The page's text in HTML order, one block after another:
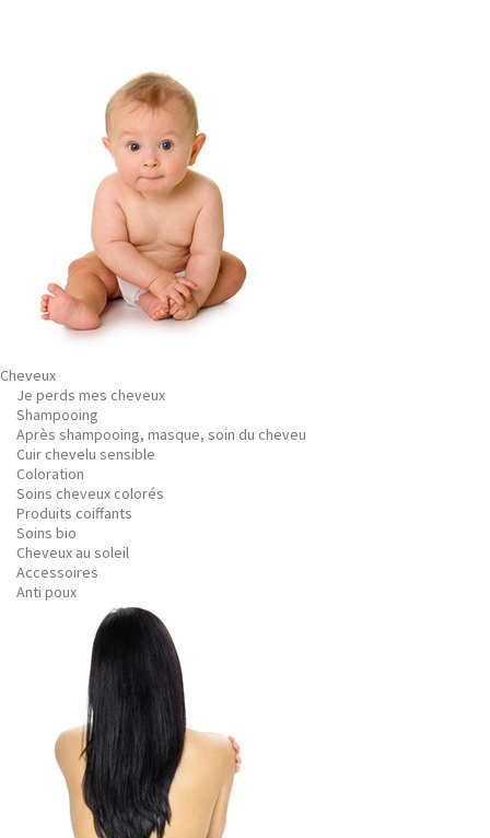
Cheveux
Je perds mes cheveux
Shampooing
Après shampooing, masque, soin du cheveu
Cuir chevelu sensible
Coloration
Soins cheveux colorés
Produits coiffants
Soins bio
Cheveux au soleil
Accessoires
Anti poux